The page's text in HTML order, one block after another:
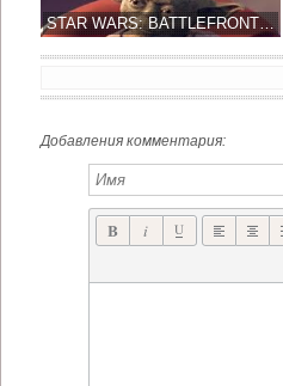
STAR WARS: BATTLEFRONT ПОПОЛНИТСЯ МАСТЕРОМ ЙОДОЙ
Добавления комментария: